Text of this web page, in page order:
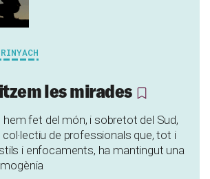
les mirades
hem fet del món, i sobretot del Sud,
col·lectiu de professionals que, tot i
i enfocaments, ha mantingut una